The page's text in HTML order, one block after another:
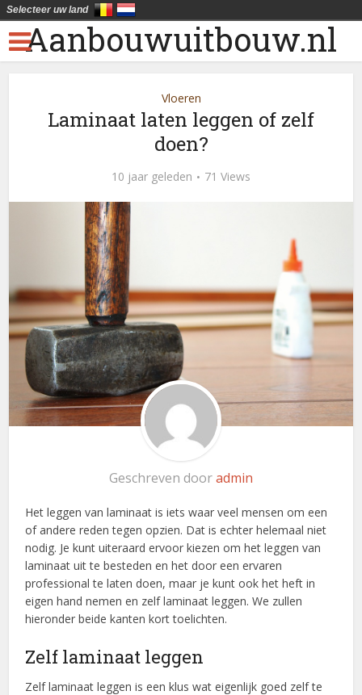
Aanbouwuitbouw.nl
Vloeren
Laminaat laten leggen of zelf
doen?
10 jaar geleden 71 Views
Geschreven dooradmin
Het leggen van laminaat is iets waar veel mensen om een
of andere reden tegen opzien. Dat is echter helemaal niet
nodig. Je kunt uiteraard ervoor kiezen om het leggen van
laminaat uit te besteden en het door een ervaren
professional te laten doen, maar je kunt ook het heft in
eigen hand nemen en zelf laminaat leggen. We zullen
hieronder beide kanten kort toelichten.
Zelf laminaat leggen
Zelf laminaat leggen is een klus wat eigenlijk goed zelf te
Selecteer uw land